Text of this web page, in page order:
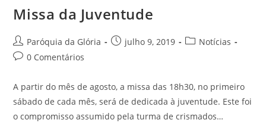
Missa da Juventude
Paróquia da Glória julho 9, 2019
Notícias
0 Comentários
A partir do mês de agosto, a missa das 18h30, no primeiro
sábado de cada mês, será de dedicada à juventude. Este foi
o compromisso assumido pela turma de crismados…